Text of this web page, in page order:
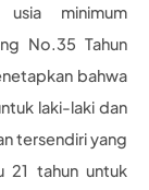
minimum
No.35 Tahun
bahwa
laki-laki dan
tersendiri yang
21 tahun untuk